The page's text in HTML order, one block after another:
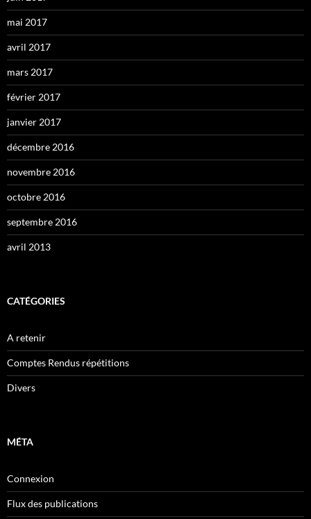
mai 2017
avril 2017
mars 2017
février 2017
janvier 2017
décembre 2016
novembre 2016
octobre 2016
septembre 2016
avril 2013
CATÉGORIES
A retenir
Comptes Rendus répétitions
Divers
MÉTA
Connexion
Flux des publications